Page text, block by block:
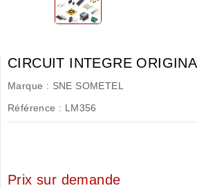
CIRCUIT INTEGRE
Marque : SNE SOMETEL
Référence : LM356
Prix sur demande